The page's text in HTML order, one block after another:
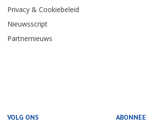
Privacy & Cookiebeleid
Nieuwsscript
Partnernieuws
VOLG ONS ABONNEE